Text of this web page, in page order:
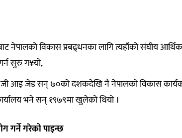
नेपालको विकास प्रबद्र्धनका लागि त्यहाँको संघीय
सुरु ग¥यो,
जी आइ जेड सन् ७०को दशकदेखि नै नेपालको विकास
भने सन् १९७९मा खुलेको थियो ।
गर्ने गरेको पाइन्छ